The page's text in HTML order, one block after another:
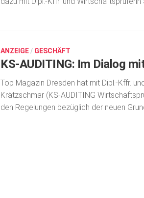
ANZEIGE / GESCHÄFT
KS-AUDITING: Im Dialog
Top Magazin Dresden hat mit Dipl.-Kffr.
Krätzschmar (KS-AUDITING
den Regelungen bezüglich der neuen